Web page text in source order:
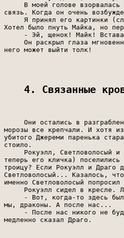
4. Связанные
Они остались в
морозы все крепчали. И хотя
убитого Джереми паренька
стоило.
Рокуэлл, Светловолосый и
теперь его кличка)
троицу? Если Рокуэлл и
Светловолосый... Казалось,
именно Светловолосый
Рокуэлл сидел в кресле.
- Вот, когда-то здесь
мы, драконы. А после нас...
- После нас никого не
медленно сказал Драго.